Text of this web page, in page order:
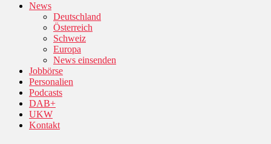
News
Deutschland
Österreich
Schweiz
Europa
News einsenden
Jobbörse
Personalien
Podcasts
DAB+
UKW
Kontakt